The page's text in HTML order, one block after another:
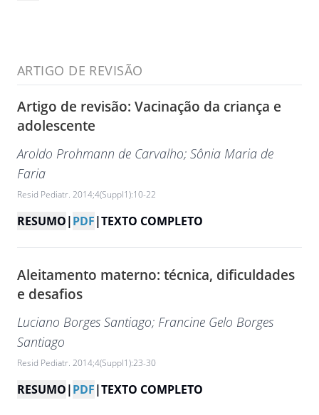
ARTIGO DE REVISÃO
Artigo de revisão: Vacinação da criança e
adolescente
Aroldo Prohmann de Carvalho; Sônia Maria de
Faria
Resid Pediatr. 2014;4(Suppl1):10-22
RESUMO|PDF|TEXTO COMPLETO
Aleitamento materno: técnica, dificuldades
e desafios
Luciano Borges Santiago; Francine Gelo Borges
Santiago
Resid Pediatr. 2014;4(Suppl1):23-30
RESUMO|PDF|TEXTO COMPLETO